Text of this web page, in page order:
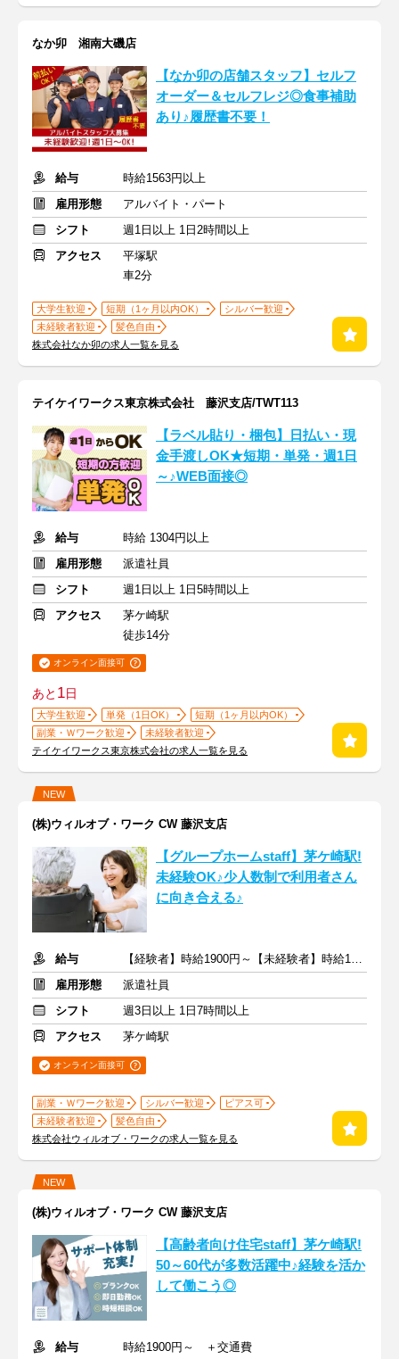
なか卯 湘南大磯店
【なか卯の店舗スタッフ】セルフ
オーダー＆セルフレジ◎食事補助
あり♪履歴書不要！
給与
時給1563円以上
雇用形態
アルバイト・パート
シフト
週1日以上 1日2時間以上
アクセス
平塚駅
車2分
大学生歓迎 短期（1ヶ月以内OK）
シルバー歓迎
未経験者歓迎
髪色自由
株式会社なか卯の求人一覧を見る
テイケイワークス東京株式会社 藤沢支店/TWT113
【ラベル貼り・梱包】日払い・現
金手渡しOK★短期・単発・週1日
～♪WEB面接◎
給与
時給 1304円以上
雇用形態
派遣社員
シフト
週1日以上 1日5時間以上
アクセス
茅ケ崎駅
徒歩14分
オンライン面接可
あと 1日
大学生歓迎 単発（1日OK）
短期（1ヶ月以内OK）
副業・Ｗワーク歓迎
未経験者歓迎
テイケイワークス東京株式会社の求人一覧を見る
NEW
(株)ウィルオブ・ワーク CW 藤沢支店
【グループホームstaff】茅ケ崎駅!
未経験OK♪少人数制で利用者さん
に向き合える♪
給与
【経験者】時給1900円～【未経験者】時給1500円～ ＋交通費
雇用形態
派遣社員
シフト
週3日以上 1日7時間以上
アクセス
茅ケ崎駅
オンライン面接可
副業・Ｗワーク歓迎 シルバー歓迎
ピアス可
未経験者歓迎
髪色自由
株式会社ウィルオブ・ワークの求人一覧を見る
NEW
(株)ウィルオブ・ワーク CW 藤沢支店
【高齢者向け住宅staff】茅ケ崎駅!
50～60代が多数活躍中♪経験を活か
して働こう◎
給与
時給1900円～ ＋交通費